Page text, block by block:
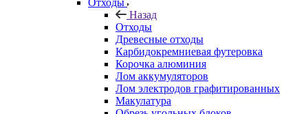
Отходы
Назад
Отходы
Древесные отходы
Карбидокремниевая футеровка
Корочка алюминия
Лом аккумуляторов
Лом электродов графитированных
Макулатура